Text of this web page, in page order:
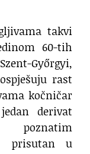
takvi
60-tih
Győrgyi,
rast
kočničar
derivat
poznatim
prisutan u